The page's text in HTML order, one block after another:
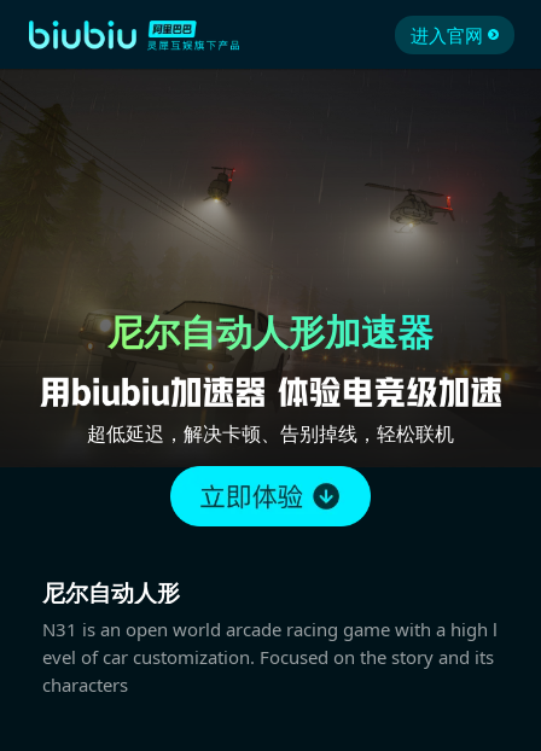
进入官网
尼尔自动人形加速器
超低延迟，解决卡顿、告别掉线，轻松联机
尼尔自动人形
N31 is an open world arcade racing game with a high l
evel of car customization. Focused on the story and its
characters